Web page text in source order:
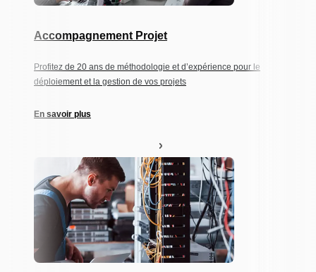
Accompagnement Projet
Profitez de 20 ans de méthodologie et d’expérience pour le
déploiement et la gestion de vos projets
En savoir plus